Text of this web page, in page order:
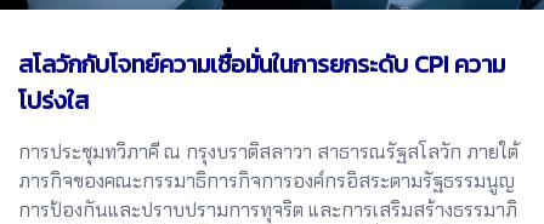
สโลวักกับโจทย์ความเชื่อมั่นในการยกระดับ CPI ความ
โปร่งใส
การประชุมทวิภาคี ณ กรุงบราติสลาวา สาธารณรัฐสโลวัก ภายใต้
ภารกิจของคณะกรรมาธิการกิจการองค์กรอิสระตามรัฐธรรมนูญ
การป้องกันและปราบปรามการทุจริต และการเสริมสร้างธรรมาภิ